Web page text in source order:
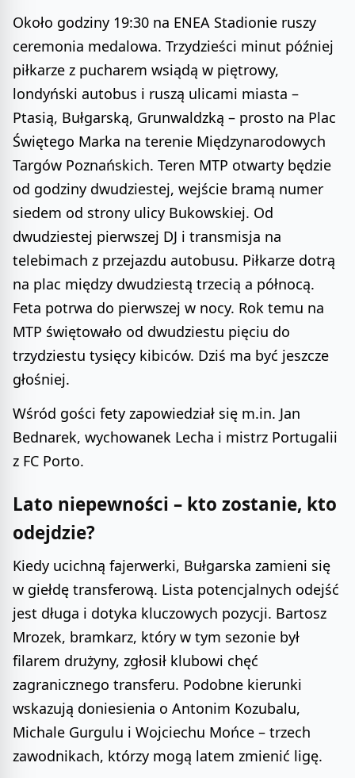
Około godziny 19:30 na ENEA Stadionie ruszy
ceremonia medalowa. Trzydzieści minut później
piłkarze z pucharem wsiądą w piętrowy,
londyński autobus i ruszą ulicami miasta –
Ptasią, Bułgarską, Grunwaldzką – prosto na Plac
Świętego Marka na terenie Międzynarodowych
Targów Poznańskich. Teren MTP otwarty będzie
od godziny dwudziestej, wejście bramą numer
siedem od strony ulicy Bukowskiej. Od
dwudziestej pierwszej DJ i transmisja na
telebimach z przejazdu autobusu. Piłkarze dotrą
na plac między dwudziestą trzecią a północą.
Feta potrwa do pierwszej w nocy. Rok temu na
MTP świętowało od dwudziestu pięciu do
trzydziestu tysięcy kibiców. Dziś ma być jeszcze
głośniej.
Wśród gości fety zapowiedział się m.in. Jan
Bednarek, wychowanek Lecha i mistrz Portugalii
z FC Porto.
Lato niepewności – kto zostanie, kto
odejdzie?
Kiedy ucichną fajerwerki, Bułgarska zamieni się
w giełdę transferową. Lista potencjalnych odejść
jest długa i dotyka kluczowych pozycji. Bartosz
Mrozek, bramkarz, który w tym sezonie był
filarem drużyny, zgłosił klubowi chęć
zagranicznego transferu. Podobne kierunki
wskazują doniesienia o Antonim Kozubalu,
Michale Gurgulu i Wojciechu Mońce – trzech
zawodnikach, którzy mogą latem zmienić ligę.